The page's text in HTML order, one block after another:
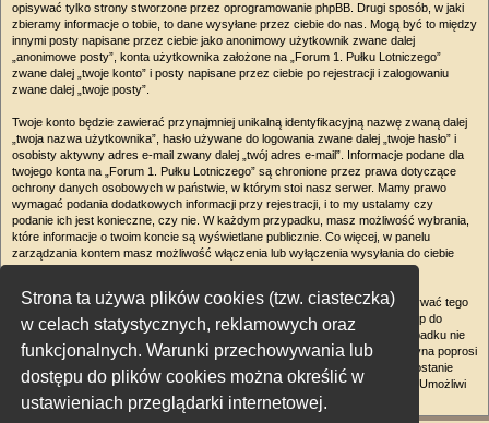
Strona ta używa plików cookies (tzw. ciasteczka)
w celach statystycznych, reklamowych oraz
funkcjonalnych. Warunki przechowywania lub
dostępu do plików cookies można określić w
ustawieniach przeglądarki internetowej.
opisywać tylko strony stworzone przez oprogramowanie phpBB. Drugi sposób, w jaki
zbieramy informacje o tobie, to dane wysyłane przez ciebie do nas. Mogą być to między
innymi posty napisane przez ciebie jako anonimowy użytkownik zwane dalej
„anonimowe posty”, konta użytkownika założone na „Forum 1. Pułku Lotniczego”
zwane dalej „twoje konto” i posty napisane przez ciebie po rejestracji i zalogowaniu
zwane dalej „twoje posty”.
Twoje konto będzie zawierać przynajmniej unikalną identyfikacyjną nazwę zwaną dalej
„twoja nazwa użytkownika”, hasło używane do logowania zwane dalej „twoje hasło” i
osobisty aktywny adres e-mail zwany dalej „twój adres e-mail”. Informacje podane dla
twojego konta na „Forum 1. Pułku Lotniczego” są chronione przez prawa dotyczące
ochrony danych osobowych w państwie, w którym stoi nasz serwer. Mamy prawo
wymagać podania dodatkowych informacji przy rejestracji, i to my ustalamy czy
podanie ich jest konieczne, czy nie. W każdym przypadku, masz możliwość wybrania,
które informacje o twoim koncie są wyświetlane publicznie. Co więcej, w panelu
zarządzania kontem masz możliwość włączenia lub wyłączenia wysyłania do ciebie
Twoje hasło jest zaszyfrowane, więc jest bezpieczne, niemniej nie należy używać tego
samego hasła na różnych witrynach internetowych. Hasło to umożliwia dostęp do
twojego konta na „Forum 1. Pułku Lotniczego”, więc chroń je i w żadnym wypadku nie
podawajnikomu . Jeśli je zapomnisz, użyj funkcji „Nie pamiętam hasła”. Witryna poprosi
cię o podanie nazwy użytkownika i adresu e-mail. Po podaniu tych danych zostanie
wygenerowane nowe hasło i przesłane na podany przez ciebie adres e-mail. Umożliwi
ono odzyskanie dostępu do twojego konta.